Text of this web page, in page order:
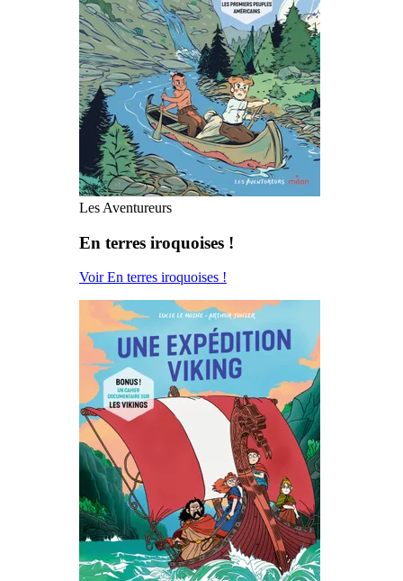
Les Aventureurs
En terres iroquoises !
Voir En terres iroquoises !